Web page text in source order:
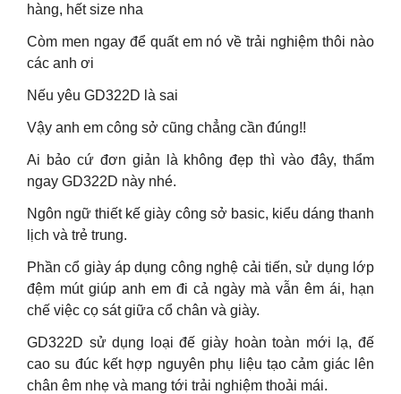
hàng, hết size nha
Còm men ngay để quất em nó về trải nghiệm thôi nào
các anh ơi
Nếu yêu GD322D là sai
Vậy anh em công sở cũng chẳng cần đúng!!
Ai bảo cứ đơn giản là không đẹp thì vào đây, thẩm
ngay GD322D này nhé.
Ngôn ngữ thiết kế giày công sở basic, kiểu dáng thanh
lịch và trẻ trung.
Phần cổ giày áp dụng công nghệ cải tiến, sử dụng lớp
đệm mút giúp anh em đi cả ngày mà vẫn êm ái, hạn
chế việc cọ sát giữa cổ chân và giày.
GD322D sử dụng loại đế giày hoàn toàn mới lạ, đế
cao su đúc kết hợp nguyên phụ liệu tạo cảm giác lên
chân êm nhẹ và mang tới trải nghiệm thoải mái.